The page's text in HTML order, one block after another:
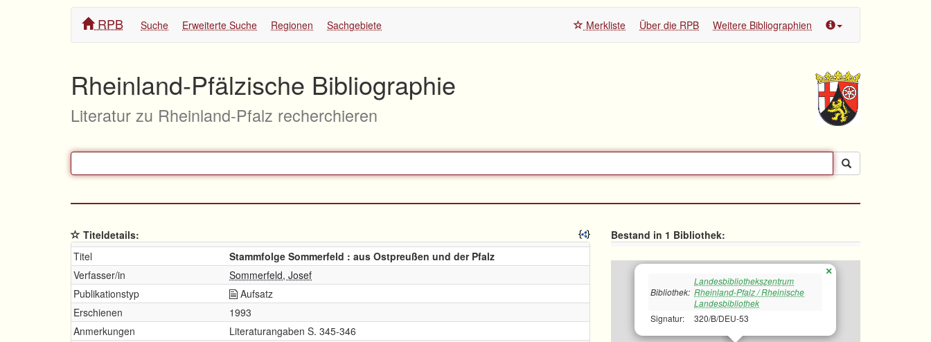
RPB Suche Erweiterte Suche Regionen Sachgebiete Merkliste Über die RPB Weitere Bibliographien
Rheinland-Pfälzische Bibliographie
Literatur zu Rheinland-Pfalz recherchieren
Titeldetails:
Titel
Stammfolge Sommerfeld : aus Ostpreußen und der Pfalz
Verfasser/in
Sommerfeld, Josef
Publikationstyp
Aufsatz
Erschienen
1993
Anmerkungen
Literaturangaben S. 345-346
Bestand in 1 Bibliothek:
×
Bibliothek:
Landesbibliothekszentrum
Rheinland-Pfalz / Rheinische
Landesbibliothek
Signatur:
320/B/DEU-53